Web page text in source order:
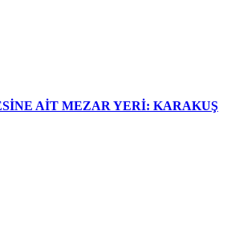
AİT MEZAR YERİ: KARAKUŞ